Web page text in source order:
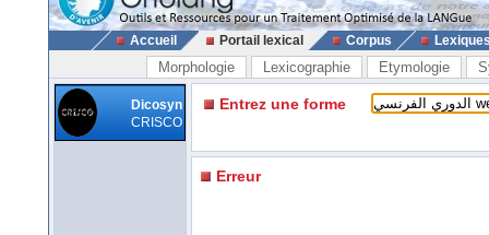
Accueil Portail lexical Corpus
Morphologie Lexicographie Etymologie
Dicosyn
CRISCO
Entrez une forme
Erreur